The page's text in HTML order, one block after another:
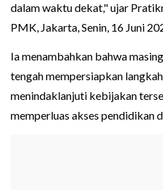
dalam waktu dekat," ujar
PMK, Jakarta, Senin, 16 Juni
Ia menambahkan bahwa
tengah mempersiapkan
menindaklanjuti kebijakan
memperluas akses pendidikan